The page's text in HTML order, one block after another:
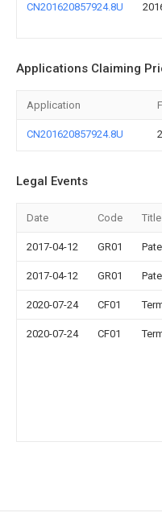
CN201620857924.8U
Applications Claiming
Application
CN201620857924.8U
Legal Events
Date Code Title
2017-04-12 GR01
2017-04-12 GR01
2020-07-24 CF01
2020-07-24 CF01